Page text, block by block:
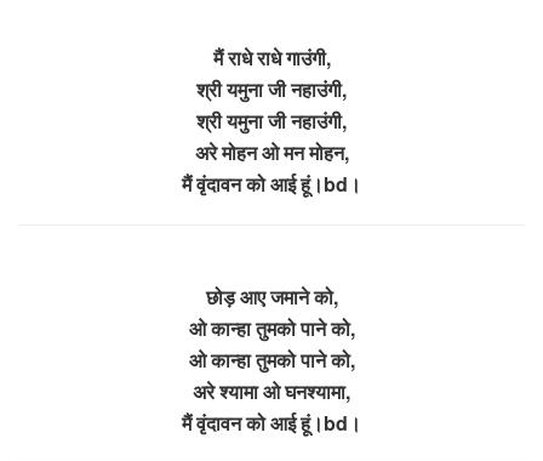
मैं राधे राधे गाउंगी,
श्री यमुना जी नहाउंगी,
श्री यमुना जी नहाउंगी,
अरे मोहन ओ मन मोहन,
मैं वृंदावन को आई हूं।bd।
छोड़ आए जमाने को,
ओ कान्हा तुमको पाने को,
ओ कान्हा तुमको पाने को,
अरे श्यामा ओ घनश्यामा,
मैं वृंदावन को आई हूं।bd।